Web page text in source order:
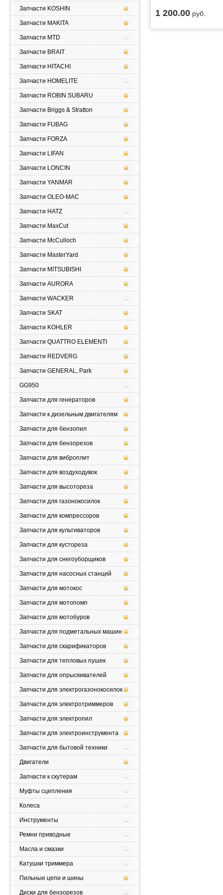
1 200.00 руб.
Запчасти KOSHIN
Запчасти MAKITA
Запчасти MTD
Запчасти BRAIT
Запчасти HITACHI
Запчасти HOMELITE
Запчасти ROBIN SUBARU
Запчасти Briggs & Stratton
Запчасти FUBAG
Запчасти FORZA
Запчасти LIFAN
Запчасти LONCIN
Запчасти YANMAR
Запчасти OLEO-MAC
Запчасти HATZ
Запчасти MaxCut
Запчасти McCulloch
Запчасти MasterYard
Запчасти MITSUBISHI
Запчасти AURORA
Запчасти WACKER
Запчасти SKAT
Запчасти KOHLER
Запчасти QUATTRO ELEMENTI
Запчасти REDVERG
Запчасти GENERAL, Park
GG950
Запчасти для генераторов
Запчасти к дизельным двигателям
Запчасти для бензопил
Запчасти для бензорезов
Запчасти для виброплит
Запчасти для воздуходувок
Запчасти для высотореза
Запчасти для газонокосилок
Запчасти для компрессоров
Запчасти для культиваторов
Запчасти для кустореза
Запчасти для снегоуборщиков
Запчасти для насосных станций
Запчасти для мотокос
Запчасти для мотопомп
Запчасти для мотобуров
Запчасти для подметальных машин
Запчасти для скарификаторов
Запчасти для тепловых пушек
Запчасти для опрыскивателей
Запчасти для электрогазонокосилок
Запчасти для электротриммеров
Запчасти для электропил
Запчасти для электроинструмента
Запчасти для бытовой техники
Двигатели
Запчасти к скутерам
Муфты сцепления
Колеса
Инструменты
Ремни приводные
Масла и смазки
Катушки триммера
Пильные цепи и шины
Диски для бензорезов